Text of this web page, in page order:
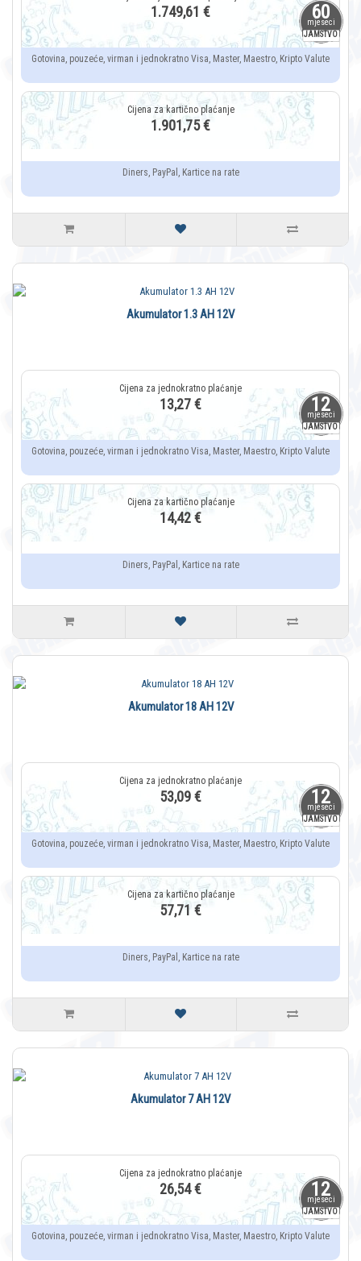
60
mjeseci
JAMSTVO
1.749,61 €
Gotovina, pouzeće, virman i jednokratno Visa, Master, Maestro, Kripto Valute
1.901,75 €
Diners, PayPal, Kartice na rate
12
mjeseci
JAMSTVO
Akumulator 1.3 AH 12V
13,27 €
Gotovina, pouzeće, virman i jednokratno Visa, Master, Maestro, Kripto Valute
14,42 €
Diners, PayPal, Kartice na rate
12
mjeseci
JAMSTVO
Akumulator 18 AH 12V
53,09 €
Gotovina, pouzeće, virman i jednokratno Visa, Master, Maestro, Kripto Valute
57,71 €
Diners, PayPal, Kartice na rate
12
mjeseci
JAMSTVO
Akumulator 7 AH 12V
26,54 €
Gotovina, pouzeće, virman i jednokratno Visa, Master, Maestro, Kripto Valute